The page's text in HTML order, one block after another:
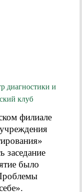
диагностики и
клуб
филиале
заседание
было